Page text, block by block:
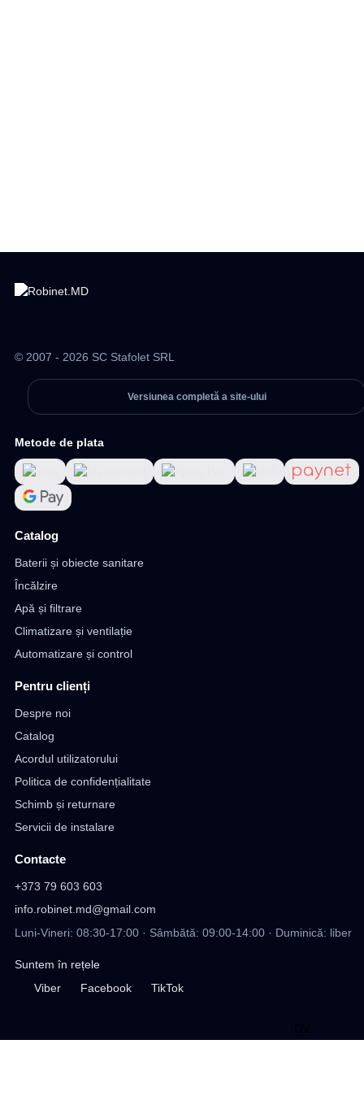
© 2007 - 2026 SC Stafolet SRL
Versiunea completă a site-ului
Metode de plata
Catalog
Baterii și obiecte sanitare
Încălzire
Apă și filtrare
Climatizare și ventilație
Automatizare și control
Pentru clienți
Despre noi
Catalog
Acordul utilizatorului
Politica de confidențialitate
Schimb și returnare
Servicii de instalare
Contacte
+373 79 603 603
info.robinet.md@gmail.com
Luni-Vineri: 08:30-17:00 · Sâmbătă: 09:00-14:00 · Duminică: liber
Suntem în rețele
Viber
Facebook TikTok